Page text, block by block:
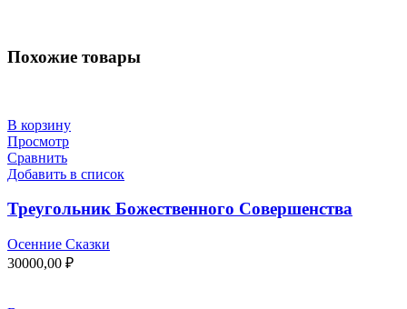
Похожие товары
В корзину
Просмотр
Сравнить
Добавить в список
Треугольник Божественного Совершенства
Осенние Сказки
30000,00 ₽